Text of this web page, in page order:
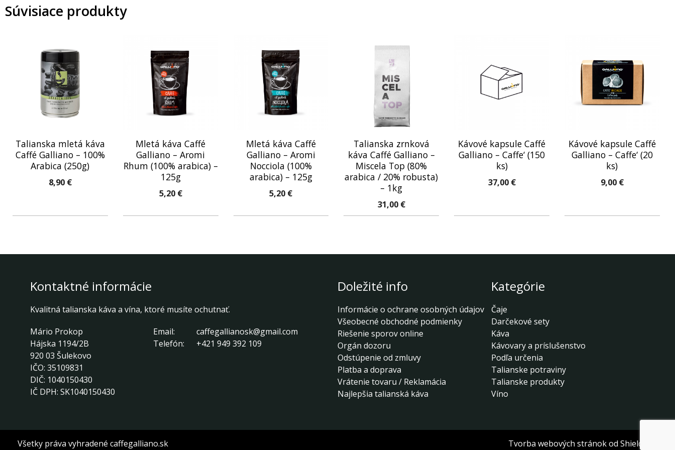
arabica
Súvisiace produkty
Talianska mletá káva
Caffé Galliano – 100%
Arabica (250g)
8,90 €
Mletá káva Caffé
Galliano – Aromi
Rhum (100% arabica) –
125g
5,20 €
Mletá káva Caffé
Galliano – Aromi
Nocciola (100%
arabica) – 125g
5,20 €
Talianska zrnková
káva Caffé Galliano –
Miscela Top (80%
arabica / 20% robusta)
– 1kg
31,00 €
Kávové kapsule Caffé
Galliano – Caffe‘ (150
ks)
37,00 €
Kávové kapsule Caffé
Galliano – Caffe‘ (20
ks)
9,00 €
Kontaktné informácie
Kvalitná talianska káva a vína, ktoré musíte ochutnať.
Mário Prokop
Hájska 1194/2B
920 03 Šulekovo
IČO: 35109831
DIČ: 1040150430
IČ DPH: SK1040150430
Email:
caffegallianosk@gmail.com
Telefón:
+421 949 392 109
Doležité info
Informácie o ochrane osobných údajov
Všeobecné obchodné podmienky
Riešenie sporov online
Orgán dozoru
Odstúpenie od zmluvy
Platba a doprava
Vrátenie tovaru / Reklamácia
Najlepšia talianská káva
Kategórie
Čaje
Darčekové sety
Káva
Kávovary a príslušenstvo
Podľa určenia
Talianske potraviny
Talianske produkty
Víno
Všetky práva vyhradené caffegalliano.sk Tvorba webových stránokod Shieldone